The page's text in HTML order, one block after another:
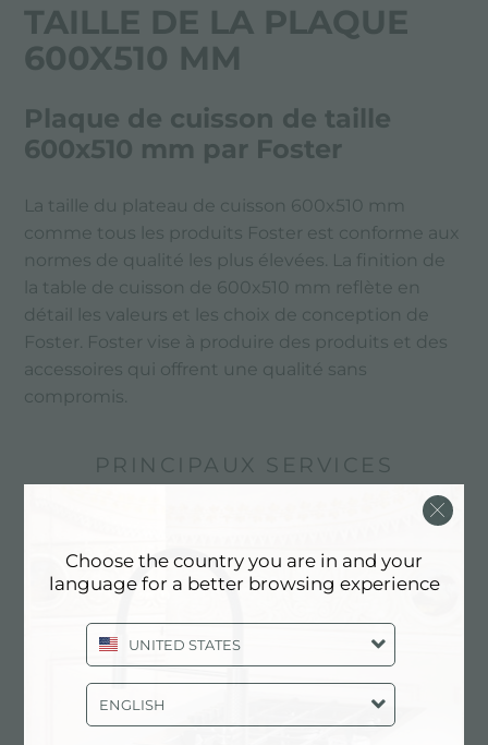
TAILLE DE LA PLAQUE
600X510 MM
Plaque de cuisson de taille
600x510 mm par Foster
La taille du plateau de cuisson 600x510 mm
comme tous les produits Foster est conforme aux
normes de qualité les plus élevées. La finition de
la table de cuisson de 600x510 mm reflète en
détail les valeurs et les choix de conception de
Foster. Foster vise à produire des produits et des
accessoires qui offrent une qualité sans
compromis.
PRINCIPAUX SERVICES
Choose the country you are in and your
language for a better browsing experience
UNITED STATES
ENGLISH